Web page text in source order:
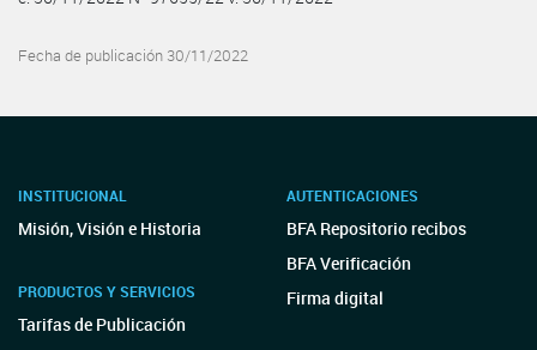
Fecha de publicación 30/11/2022
INSTITUCIONAL
Misión, Visión e Historia
PRODUCTOS Y SERVICIOS
Tarifas de Publicación
AUTENTICACIONES
BFA Repositorio recibos
BFA Verificación
Firma digital